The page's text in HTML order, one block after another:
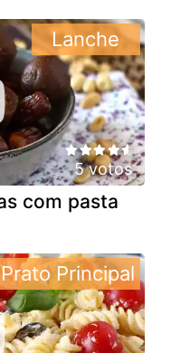
5 votos
com pasta
Lanche
Prato Principal